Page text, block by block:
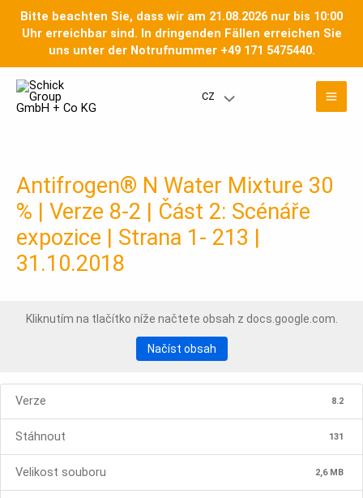
Bitte beachten Sie, dass wir am 21.08.2026 nur bis 10:00
Uhr erreichbar sind. In dringenden Fällen erreichen Sie
uns unter der Notrufnummer +49 171 5475440.
obsah
CZ Přepínač
Antifrogen® N Water Mixture 30
% | Verze 8-2 | Část 2: Scénáře
expozice | Strana 1- 213 |
31.10.2018
Kliknutím na tlačítko níže načtete obsah z docs.google.com.
Načíst obsah
Verze 8.2
Stáhnout 131
Velikost souboru 2,6 MB